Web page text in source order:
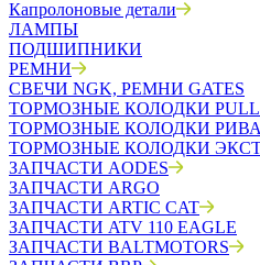
Капролоновые детали
ЛАМПЫ
ПОДШИПНИКИ
РЕМНИ
СВЕЧИ NGK, РЕМНИ GATES
ТОРМОЗНЫЕ КОЛОДКИ
ТОРМОЗНЫЕ КОЛОДКИ
ТОРМОЗНЫЕ КОЛОДКИ
ЗАПЧАСТИ AODES
ЗАПЧАСТИ ARGO
ЗАПЧАСТИ ARTIC CAT
ЗАПЧАСТИ ATV 110 EAGLE
ЗАПЧАСТИ BALTMOTORS